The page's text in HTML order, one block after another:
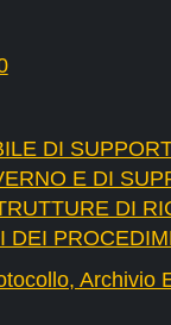
DI
E DI
DI
DEI
Archivio